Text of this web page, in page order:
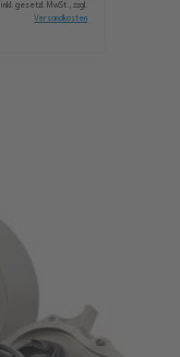
inkl. gesetzl. MwSt., zzgl.
Versandkosten